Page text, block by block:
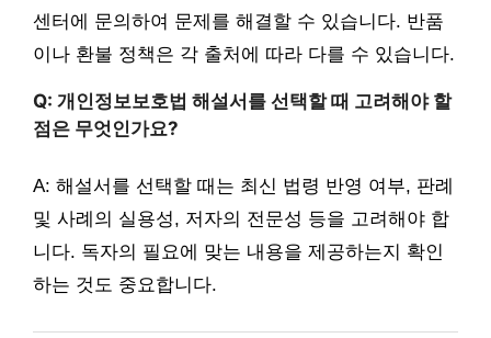
센터에 문의하여 문제를 해결할 수 있습니다. 반품
이나 환불 정책은 각 출처에 따라 다를 수 있습니다.
Q: 개인정보보호법 해설서를 선택할 때 고려해야 할
점은 무엇인가요?
A: 해설서를 선택할 때는 최신 법령 반영 여부, 판례
및 사례의 실용성, 저자의 전문성 등을 고려해야 합
니다. 독자의 필요에 맞는 내용을 제공하는지 확인
하는 것도 중요합니다.